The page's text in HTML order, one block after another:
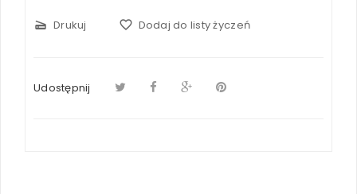
scanner Drukuj favorite_border Dodaj do listy życzeń
Udostępnij